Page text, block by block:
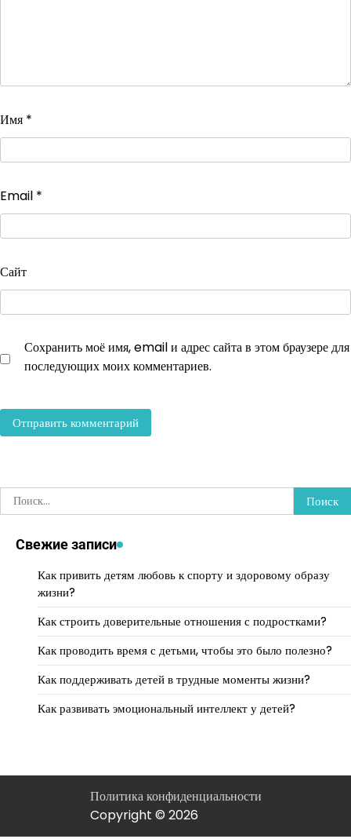
Имя *
Email *
Сайт
Сохранить моё имя, email и адрес сайта в этом браузере для
последующих моих комментариев.
Найти:
Свежие записи
Как привить детям любовь к спорту и здоровому образу
жизни?
Как строить доверительные отношения с подростками?
Как проводить время с детьми, чтобы это было полезно?
Как поддерживать детей в трудные моменты жизни?
Как развивать эмоциональный интеллект у детей?
Политика конфиденциальности
Copyright © 2026